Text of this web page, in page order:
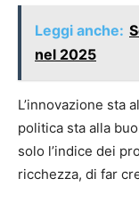
Leggi anche:
nel 2025
L’innovazione sta
politica sta alla
solo l’indice dei
ricchezza, di far